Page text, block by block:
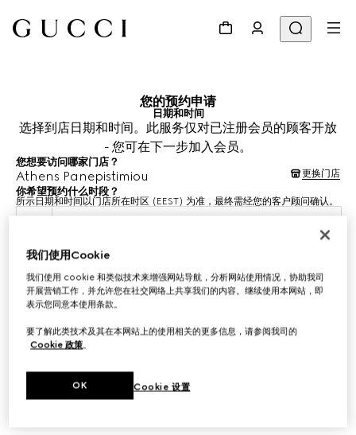
您的预约申请
日期和时间
选择到店日期和时间。此服务仅对已注册会员的顾客开放
- 您可在下一步加入会员。
您想要访问哪家门店？
Athens Panepistimiou 更换门店
你希望预约什么时段？
所示日期和时间以门店所在时区 (EEST) 为准，最终需经您的客户顾问确认。
选择时间*
/3
我们使用Cookie
我们使用 cookie 和类似技术来增强网站导航，分析网站使用情况，协助我司
开展营销工作，并允许您在社交网络上共享我们的内容。继续使用本网站，即
表示您同意本使用条款。
要了解此类技术及其在本网站上的使用相关的更多信息，请参阅我司的
Cookie 政策。
Cookie 设置
OK